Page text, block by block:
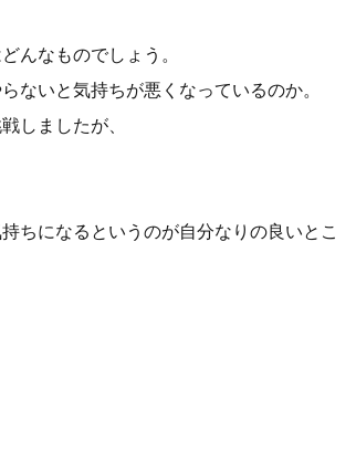
んなものでしょう。
ないと気持ちが悪くなっているのか。
しましたが、
ちになるというのが自分なりの良いとこ